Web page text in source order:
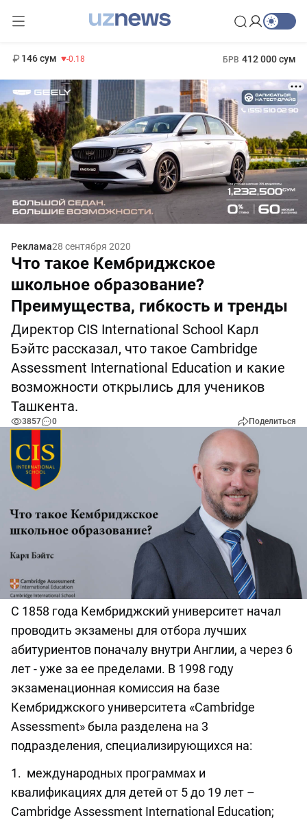
146 сум -0.18 БРВ 412 000 сум
Реклама28 сентября 2020
Что такое Кембриджское
школьное образование?
Преимущества, гибкость и тренды
Директор CIS International School Карл
Бэйтс рассказал, что такое Cambridge
Assessment International Education и какие
возможности открылись для учеников
Ташкента.
3857 0 Поделиться
С 1858 года Кембриджский университет начал
проводить экзамены для отбора лучших
абитуриентов поначалу внутри Англии, а через 6
лет - уже за ее пределами. В 1998 году
экзаменационная комиссия на базе
Кембриджского университета «Cambridge
Assessment» была разделена на 3
подразделения, специализирующихся на:
1. международных программах и
квалификациях для детей от 5 до 19 лет –
Cambridge Assessment International Education;